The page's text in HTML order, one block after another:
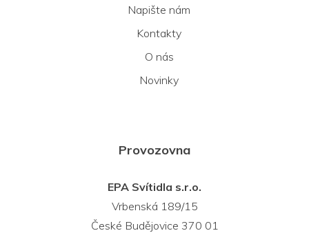
Napište nám
Kontakty
O nás
Novinky
Provozovna
EPA Svítidla s.r.o.
Vrbenská 189/15
České Budějovice 370 01